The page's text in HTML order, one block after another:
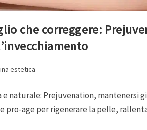
che correggere:
estetica
e naturale: Prejuvenation, mantenersi
pro-age per rigenerare la pelle,